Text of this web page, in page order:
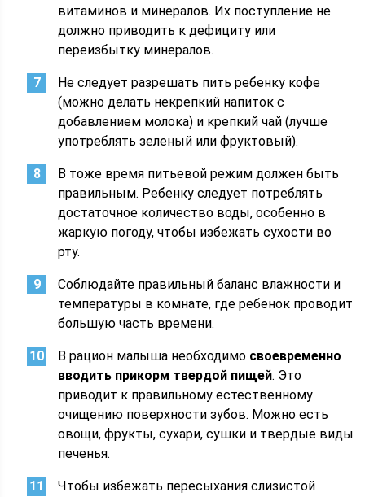
витаминов и минералов. Их поступление не
должно приводить к дефициту или
переизбытку минералов.
Не следует разрешать пить ребенку кофе
(можно делать некрепкий напиток с
добавлением молока) и крепкий чай (лучше
употреблять зеленый или фруктовый).
В тоже время питьевой режим должен быть
правильным. Ребенку следует потреблять
достаточное количество воды, особенно в
жаркую погоду, чтобы избежать сухости во
рту.
Соблюдайте правильный баланс влажности и
температуры в комнате, где ребенок проводит
большую часть времени.
В рацион малыша необходимо своевременно
вводить прикорм твердой пищей. Это
приводит к правильному естественному
очищению поверхности зубов. Можно есть
овощи, фрукты, сухари, сушки и твердые виды
печенья.
Чтобы избежать пересыхания слизистой